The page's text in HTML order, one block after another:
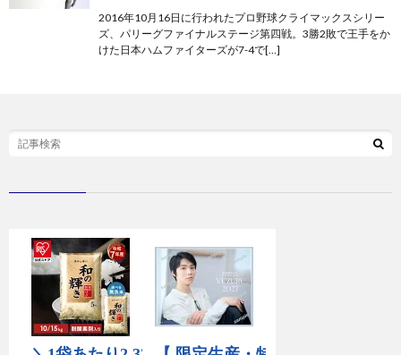
2016年10月16日に行われたプロ野球クライマックスシリー
ズ、パリーグファイナルステージ第四戦。3勝2敗で王手をか
けた日本ハムファイターズが7-4で[…]